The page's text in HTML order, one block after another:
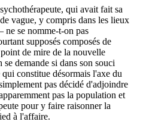
qui avait fait sa
vague, y compris dans les lieux
ne se nomme-t-on pas
supposés composés de
de mire de la nouvelle
demande si dans son souci
constitue désormais l'axe du
pas décidé d'adjoindre
pas la population et
pour y faire raisonner la
à l'affaire.